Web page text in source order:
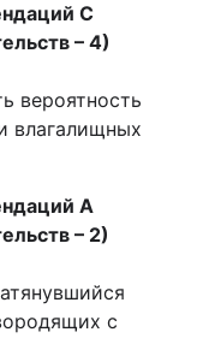
С
– 4)
вероятность
влагалищных
А
– 2)
с